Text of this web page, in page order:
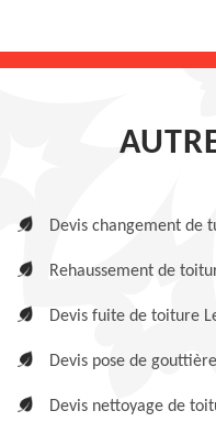
Devis changement de
Rehaussement de
Devis fuite de toiture
Devis pose de
Devis nettoyage de